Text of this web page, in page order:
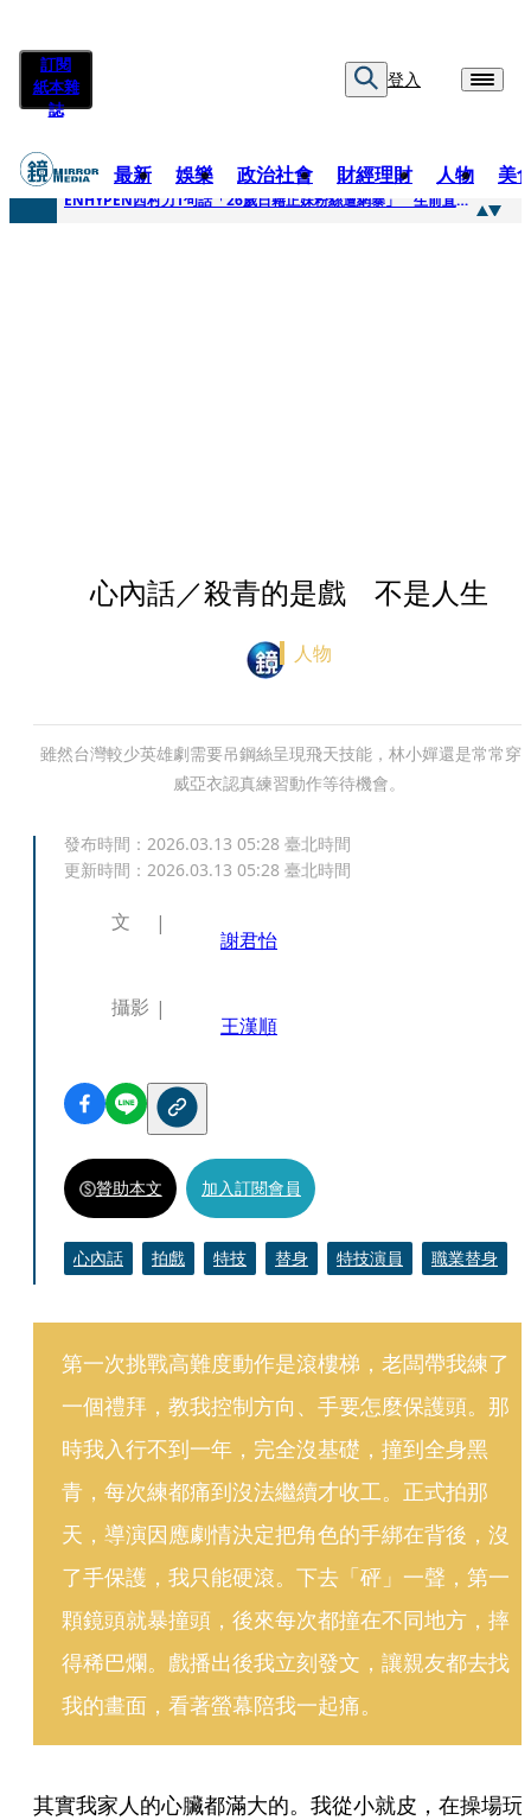
訂閱
紙本雜
誌
登入
最新 娛樂 政治社會 財經理財 人物 美
快訊
ENHYPEN西村力1句話「26歲日籍正妹粉絲遭網暴」 生前直播震撼畫面全網瘋傳！警方證實死訊
心內話／殺青的是戲 不是人生
人物
雖然台灣較少英雄劇需要吊鋼絲呈現飛天技能，林小嬋還是常常穿
威亞衣認真練習動作等待機會。
發布時間： 2026.03.13 05:28 臺北時間
更新時間： 2026.03.13 05:28 臺北時間
文
謝君怡
攝影
王漢順
贊助本文 加入訂閱會員
心內話 拍戲 特技 替身 特技演員 職業替身
第一次挑戰高難度動作是滾樓梯，老闆帶我練了
一個禮拜，教我控制方向、手要怎麼保護頭。那
時我入行不到一年，完全沒基礎，撞到全身黑
青，每次練都痛到沒法繼續才收工。正式拍那
天，導演因應劇情決定把角色的手綁在背後，沒
了手保護，我只能硬滾。下去「砰」一聲，第一
顆鏡頭就暴撞頭，後來每次都撞在不同地方，摔
得稀巴爛。戲播出後我立刻發文，讓親友都去找
我的畫面，看著螢幕陪我一起痛。
其實我家人的心臟都滿大的。我從小就皮，在操場玩